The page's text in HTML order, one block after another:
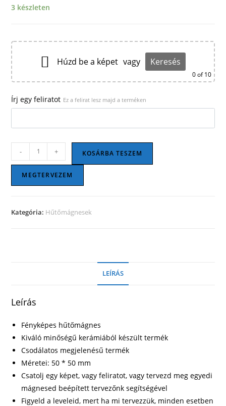
3 készleten
Húzd be a képet vagy Keresés
0of 10
Írj egy feliratot Ez a felirat lesz majd a terméken
Kerámia
hűtőmágnes
Szív
- + KOSÁRBA TESZEM
MEGTERVEZEM
Kategória: Hűtőmágnesek
LEÍRÁS
Leírás
Fényképes hűtőmágnes
Kiváló minőségű kerámiából készült termék
Csodálatos megjelenésű termék
Méretei: 50 * 50 mm
Csatolj egy képet, vagy feliratot, vagy tervezd meg egyedi
mágnesed beépített tervezőnk segítségével
Figyeld a leveleid, mert ha mi tervezzük, minden esetben